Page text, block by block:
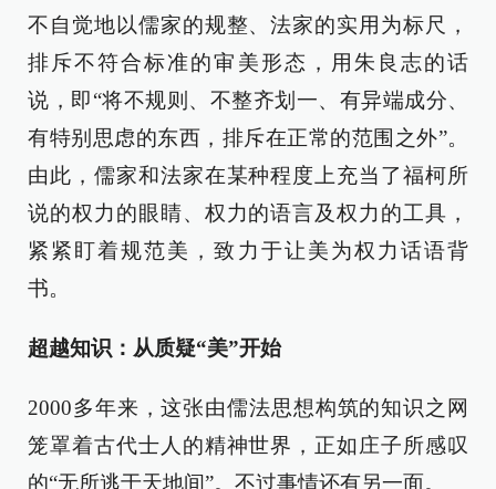
不自觉地以儒家的规整、法家的实用为标尺，
排斥不符合标准的审美形态，用朱良志的话
说，即“将不规则、不整齐划一、有异端成分、
有特别思虑的东西，排斥在正常的范围之外”。
由此，儒家和法家在某种程度上充当了福柯所
说的权力的眼睛、权力的语言及权力的工具，
紧紧盯着规范美，致力于让美为权力话语背
书。
超越知识：从质疑“美”开始
2000多年来，这张由儒法思想构筑的知识之网
笼罩着古代士人的精神世界，正如庄子所感叹
的“无所逃于天地间”。不过事情还有另一面。